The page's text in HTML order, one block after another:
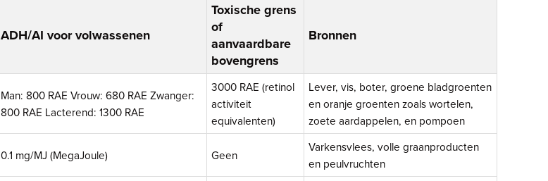
ADH/AI voor volwassenen
Toxische grens
of
aanvaardbare
bovengrens
Bronnen
Man: 800 RAE Vrouw: 680 RAE Zwanger:
800 RAE Lacterend: 1300 RAE
3000 RAE (retinol
activiteit
equivalenten)
Lever, vis, boter, groene bladgroenten
en oranje groenten zoals wortelen,
zoete aardappelen, en pompoen
0.1 mg/MJ (MegaJoule) Geen
Varkensvlees, volle graanproducten
en peulvruchten